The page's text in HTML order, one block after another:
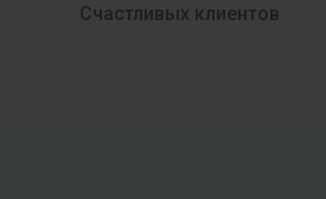
Счастливых клиентов